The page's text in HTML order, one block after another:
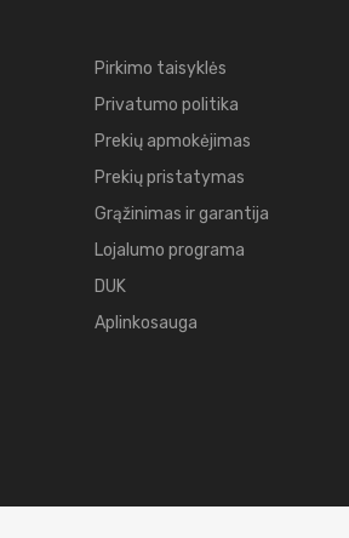
Pirkimo taisyklės
Privatumo politika
Prekių apmokėjimas
Prekių pristatymas
Grąžinimas ir garantija
Lojalumo programa
DUK
Aplinkosauga